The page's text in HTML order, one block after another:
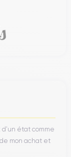
d’un état comme
mon achat et